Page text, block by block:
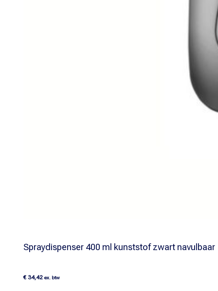
Spraydispenser 400 ml kunststof zwart navulbaar
€ 34,42 ex. btw